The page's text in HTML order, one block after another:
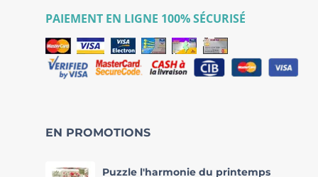
PAIEMENT EN LIGNE 100% SÉCURISÉ
EN PROMOTIONS
Puzzle l'harmonie du printemps